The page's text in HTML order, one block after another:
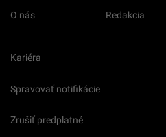
O nás Redakcia
Kariéra
Spravovať notifikácie
Zrušiť predplatné